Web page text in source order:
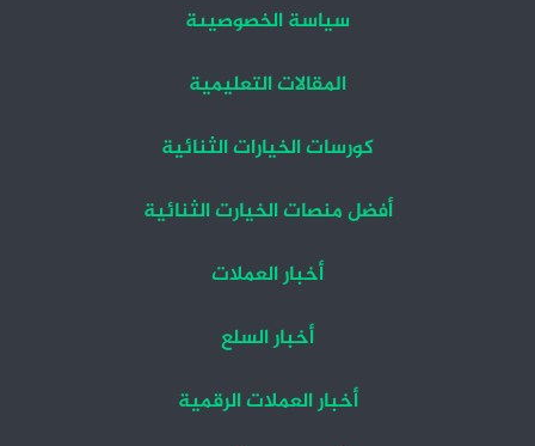
سياسة الخصوصيىة
المقالات التعليمية
كورسات الخيارات الثنائية
أفضل منصات الخيارت الثنائية
أخبار العملات
أخبار السلع
أخبار العملات الرقمية